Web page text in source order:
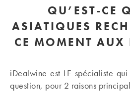
QU’EST-CE
ASIATIQUES
CE MOMENT AUX
iDealwine est LE spécialiste
question, pour 2 raisons